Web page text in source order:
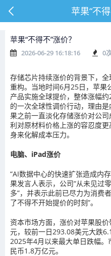
苹果“不
苹果“不得不”涨价？
2026-06-29 16:18:16 0
存储芯片持续涨价的背景下，
重构。当地时间6月25日，苹
产品实施全球提价，整体涨幅
的一次全球性调价行动，理由
果之前一直淡化存储涨价对公
利对原材料价格上涨的容忍度
身来化解成本压力。
电脑、iPad涨价
“AI数据中心的快速扩张造成内
果发言人表示，公司“从未见过
多”，并表示此前已尽力为消费
了不得不开始提价的时刻”。
资本市场方面，涨价对苹果股
元，较前一日293.08美元大跌
2025年4月以来最大单日跌幅
民币1.8万亿元。